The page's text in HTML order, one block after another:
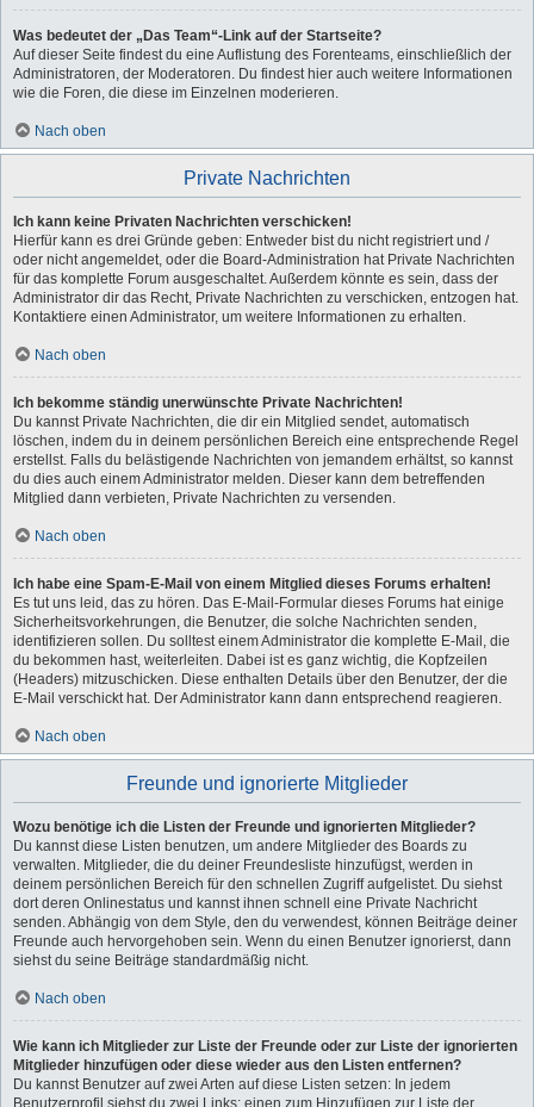
Was bedeutet der „Das Team“-Link auf der Startseite?
Auf dieser Seite findest du eine Auflistung des Forenteams, einschließlich der
Administratoren, der Moderatoren. Du findest hier auch weitere Informationen
wie die Foren, die diese im Einzelnen moderieren.
Nach oben
Private Nachrichten
Ich kann keine Privaten Nachrichten verschicken!
Hierfür kann es drei Gründe geben: Entweder bist du nicht registriert und /
oder nicht angemeldet, oder die Board-Administration hat Private Nachrichten
für das komplette Forum ausgeschaltet. Außerdem könnte es sein, dass der
Administrator dir das Recht, Private Nachrichten zu verschicken, entzogen hat.
Kontaktiere einen Administrator, um weitere Informationen zu erhalten.
Nach oben
Ich bekomme ständig unerwünschte Private Nachrichten!
Du kannst Private Nachrichten, die dir ein Mitglied sendet, automatisch
löschen, indem du in deinem persönlichen Bereich eine entsprechende Regel
erstellst. Falls du belästigende Nachrichten von jemandem erhältst, so kannst
du dies auch einem Administrator melden. Dieser kann dem betreffenden
Mitglied dann verbieten, Private Nachrichten zu versenden.
Nach oben
Ich habe eine Spam-E-Mail von einem Mitglied dieses Forums erhalten!
Es tut uns leid, das zu hören. Das E-Mail-Formular dieses Forums hat einige
Sicherheitsvorkehrungen, die Benutzer, die solche Nachrichten senden,
identifizieren sollen. Du solltest einem Administrator die komplette E-Mail, die
du bekommen hast, weiterleiten. Dabei ist es ganz wichtig, die Kopfzeilen
(Headers) mitzuschicken. Diese enthalten Details über den Benutzer, der die
E-Mail verschickt hat. Der Administrator kann dann entsprechend reagieren.
Nach oben
Freunde und ignorierte Mitglieder
Wozu benötige ich die Listen der Freunde und ignorierten Mitglieder?
Du kannst diese Listen benutzen, um andere Mitglieder des Boards zu
verwalten. Mitglieder, die du deiner Freundesliste hinzufügst, werden in
deinem persönlichen Bereich für den schnellen Zugriff aufgelistet. Du siehst
dort deren Onlinestatus und kannst ihnen schnell eine Private Nachricht
senden. Abhängig von dem Style, den du verwendest, können Beiträge deiner
Freunde auch hervorgehoben sein. Wenn du einen Benutzer ignorierst, dann
siehst du seine Beiträge standardmäßig nicht.
Nach oben
Wie kann ich Mitglieder zur Liste der Freunde oder zur Liste der ignorierten
Mitglieder hinzufügen oder diese wieder aus den Listen entfernen?
Du kannst Benutzer auf zwei Arten auf diese Listen setzen: In jedem
Benutzerprofil siehst du zwei Links: einen zum Hinzufügen zur Liste der